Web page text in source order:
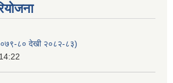
८० देखी २०८२-८३)